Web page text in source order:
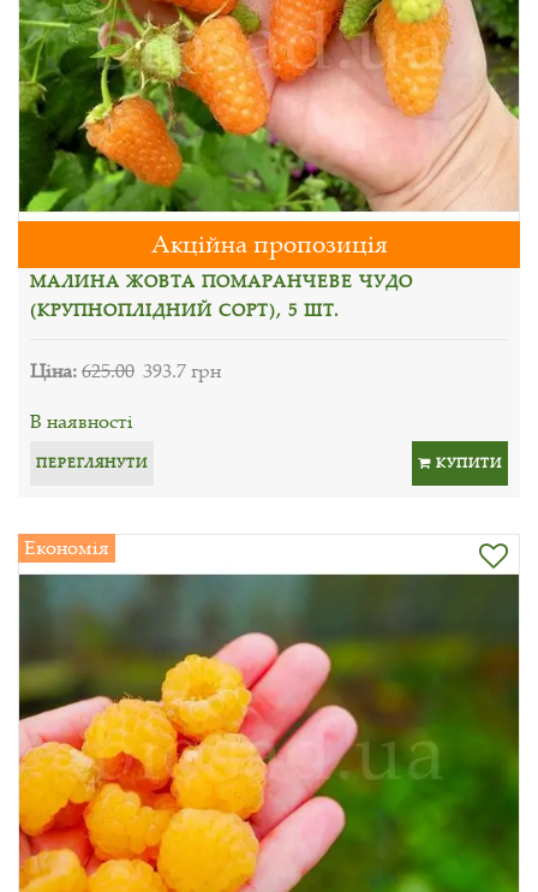
Акційна пропозиція
МАЛИНА ЖОВТА ПОМАРАНЧЕВЕ ЧУДО
(КРУПНОПЛІДНИЙ СОРТ), 5 ШТ.
Ціна:625.00 393.7 грн
В наявності
ПЕРЕГЛЯНУТИ КУПИТИ
Економія